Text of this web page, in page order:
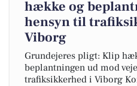
hække og
hensyn til
Viborg
Grundejeres pligt: Klip
beplantningen ud mod
trafiksikkerhed i Viborg